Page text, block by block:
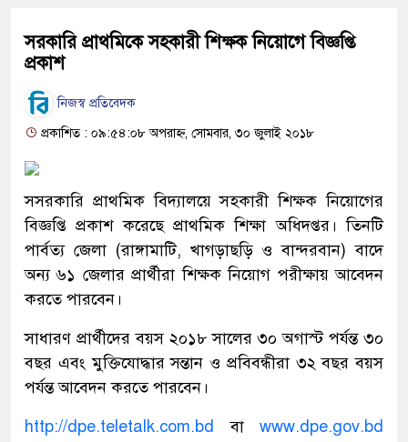
সরকারি প্রাথমিকে সহকারী শিক্ষক নিয়োগে বিজ্ঞপ্তি
প্রকাশ
নিজস্ব প্রতিবেদক
প্রকাশিত : ০৯:৫৪:০৮ অপরাহ্ন, সোমবার, ৩০ জুলাই ২০১৮
সসরকারি প্রাথমিক বিদ্যালয়ে সহকারী শিক্ষক নিয়োগের
বিজ্ঞপ্তি প্রকাশ করেছে প্রাথমিক শিক্ষা অধিদপ্তর। তিনটি
পার্বত্য জেলা (রাঙ্গামাটি, খাগড়াছড়ি ও বান্দরবান) বাদে
অন্য ৬১ জেলার প্রার্থীরা শিক্ষক নিয়োগ পরীক্ষায় আবেদন
করতে পারবেন।
সাধারণ প্রার্থীদের বয়স ২০১৮ সালের ৩০ অগাস্ট পর্যন্ত ৩০
বছর এবং মুক্তিযোদ্ধার সন্তান ও প্রবিবন্ধীরা ৩২ বছর বয়স
পর্যন্ত আবেদন করতে পারবেন।
http://dpe.teletalk.com.bd বা www.dpe.gov.bd